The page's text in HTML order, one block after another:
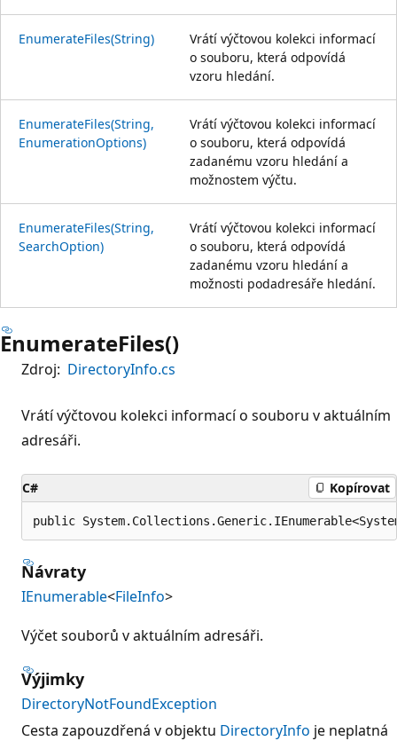
EnumerateFiles(String)
Vrátí výčtovou kolekci informací
o souboru, která odpovídá
vzoru hledání.
EnumerateFiles(String,
EnumerationOptions)
Vrátí výčtovou kolekci informací
o souboru, která odpovídá
zadanému vzoru hledání a
možnostem výčtu.
EnumerateFiles(String,
SearchOption)
Vrátí výčtovou kolekci informací
o souboru, která odpovídá
zadanému vzoru hledání a
možnosti podadresáře hledání.
EnumerateFiles()
Zdroj: DirectoryInfo.cs
Vrátí výčtovou kolekci informací o souboru v aktuálním
adresáři.
C# Kopírovat
public
Návraty
IEnumerable<FileInfo>
Výčet souborů v aktuálním adresáři.
Výjimky
DirectoryNotFoundException
Cesta zapouzdřená v objektu DirectoryInfo je neplatná